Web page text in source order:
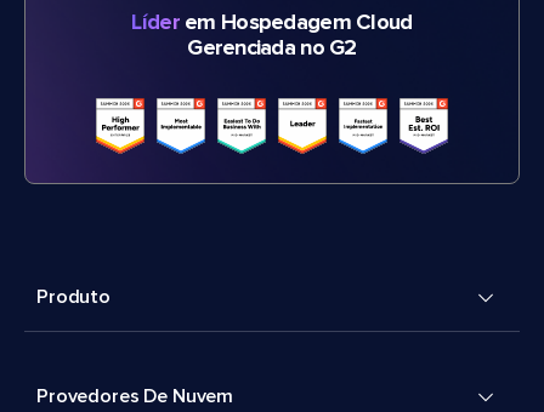
Líderem Hospedagem Cloud
Gerenciada no G2
Produto
Provedores De Nuvem